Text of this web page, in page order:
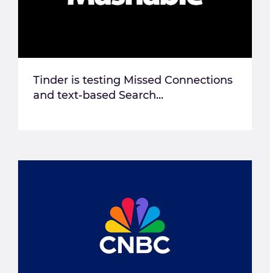
Tinder is testing Missed Connections
and text-based Search...